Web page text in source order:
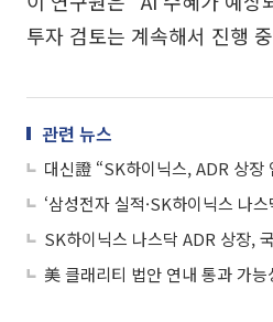
투자 검토는 계속해서 진행
관련 뉴스
대신證 “SK하이닉스, ADR 상
SK하이닉스 나스닥 ADR 상장,